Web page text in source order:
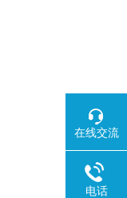
在线交流
电话